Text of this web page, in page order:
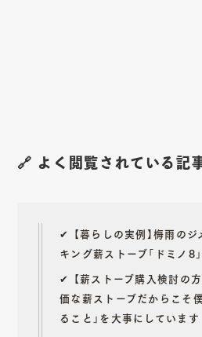
🔗 よく閲覧されている記
✔︎ 【暮らしの実例】梅雨の
キング薪ストーブ「ドミノ8
✔︎ 【薪ストーブ購入検討の
価な薪ストーブだからこそ
ること」を大事にしています